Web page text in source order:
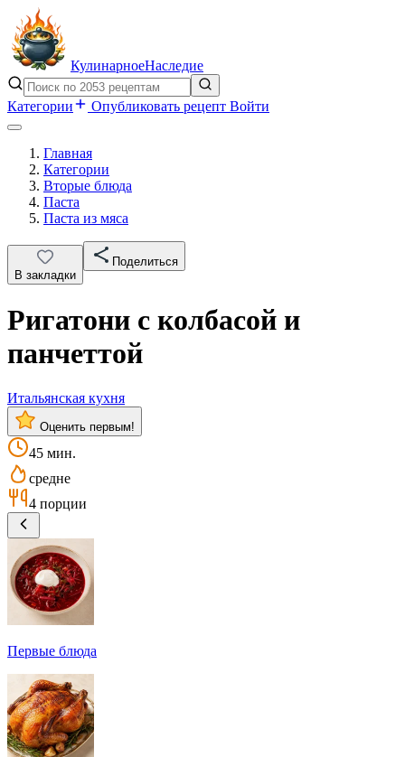
КулинарноеНаследие
Категории Опубликовать рецепт Войти
Главная
Категории
Вторые блюда
Паста
Паста из мяса
В закладки
Поделиться
Ригатони с колбасой и
панчеттой
Итальянская кухня
Оценить первым!
45 мин.
средне
4 порции
Первые блюда